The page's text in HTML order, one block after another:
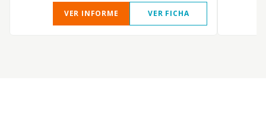
VER INFORME VER FICHA